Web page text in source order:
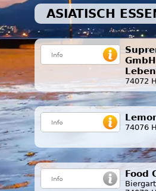
ASIATISCH
74072
74076
Food